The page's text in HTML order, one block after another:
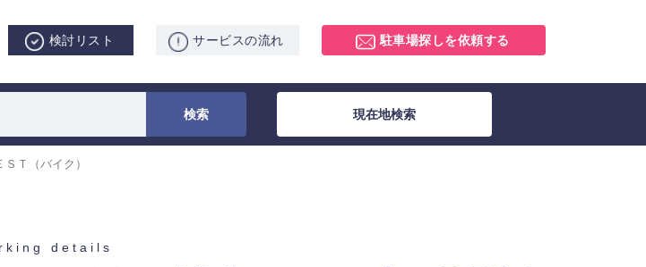
検討リスト サービスの流れ 駐車場探しを依頼する
現在地検索
Ｔ（バイク）
details